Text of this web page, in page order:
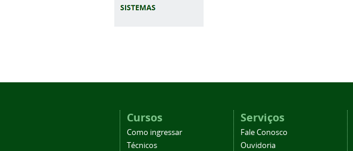
Cursos
Como ingressar
Técnicos
Serviços
Fale Conosco
Ouvidoria